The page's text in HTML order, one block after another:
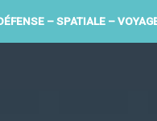
– SPATIALE –